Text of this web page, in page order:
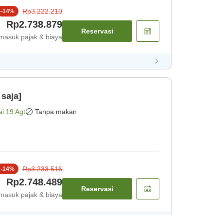
-14% Rp3.222.210
Rp2.738.879
pajak & biaya
Reservasi
19 Agt Tanpa makan
-14% Rp3.233.516
Rp2.748.489
pajak & biaya
Reservasi